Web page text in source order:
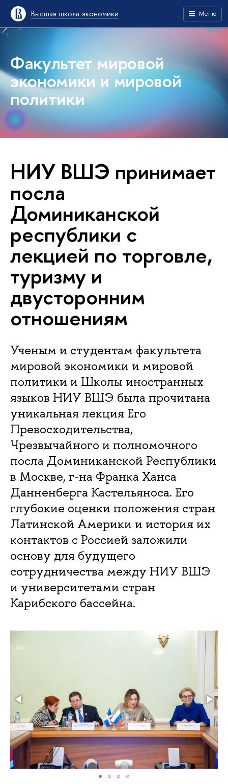
Высшая школа экономики Меню
Факультет мировой
экономики и мировой
политики
НИУ ВШЭ принимает
посла
Доминиканской
республики с
лекцией по торговле,
туризму и
двусторонним
отношениям
Ученым и студентам факультета
мировой экономики и мировой
политики и Школы иностранных
языков НИУ ВШЭ была прочитана
уникальная лекция Его
Превосходительства,
Чрезвычайного и полномочного
посла Доминиканской Республики
в Москве, г-на Франка Ханса
Данненберга Кастельяноса. Его
глубокие оценки положения стран
Латинской Америки и история их
контактов с Россией заложили
основу для будущего
сотрудничества между НИУ ВШЭ
и университетами стран
Карибского бассейна.